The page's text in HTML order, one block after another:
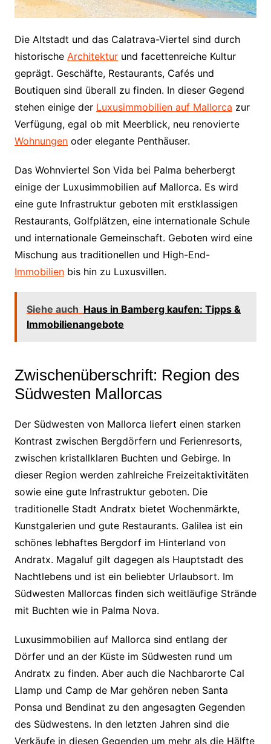
Die Altstadt und das Calatrava-Viertel sind durch
historische Architekturund facettenreiche Kultur
geprägt. Geschäfte, Restaurants, Cafés und
Boutiquen sind überall zu finden. In dieser Gegend
stehen einige der Luxusimmobilien auf Mallorca zur
Verfügung, egal ob mit Meerblick, neu renovierte
Wohnungenoder elegante Penthäuser.
Das Wohnviertel Son Vida bei Palma beherbergt
einige der Luxusimmobilien auf Mallorca. Es wird
eine gute Infrastruktur geboten mit erstklassigen
Restaurants, Golfplätzen, eine internationale Schule
und internationale Gemeinschaft. Geboten wird eine
Mischung aus traditionellen und High-End-
Immobilienbis hin zu Luxusvillen.
Siehe auch Haus in Bamberg kaufen: Tipps &
Immobilienangebote
Zwischenüberschrift: Region des
Südwesten Mallorcas
Der Südwesten von Mallorca liefert einen starken
Kontrast zwischen Bergdörfern und Ferienresorts,
zwischen kristallklaren Buchten und Gebirge. In
dieser Region werden zahlreiche Freizeitaktivitäten
sowie eine gute Infrastruktur geboten. Die
traditionelle Stadt Andratx bietet Wochenmärkte,
Kunstgalerien und gute Restaurants. Galilea ist ein
schönes lebhaftes Bergdorf im Hinterland von
Andratx. Magaluf gilt dagegen als Hauptstadt des
Nachtlebens und ist ein beliebter Urlaubsort. Im
Südwesten Mallorcas finden sich weitläufige Strände
mit Buchten wie in Palma Nova.
Luxusimmobilien auf Mallorca sind entlang der
Dörfer und an der Küste im Südwesten rund um
Andratx zu finden. Aber auch die Nachbarorte Cal
Llamp und Camp de Mar gehören neben Santa
Ponsa und Bendinat zu den angesagten Gegenden
des Südwestens. In den letzten Jahren sind die
Verkäufe in diesen Gegenden um mehr als die Hälfte